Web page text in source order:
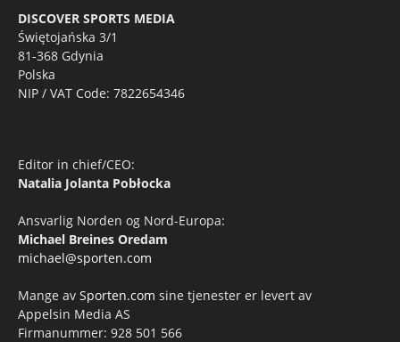
DISCOVER SPORTS MEDIA
Świętojańska 3/1
81-368 Gdynia
Polska
NIP / VAT Code: 7822654346
Editor in chief/CEO:
Natalia Jolanta Pobłocka
Ansvarlig Norden og Nord-Europa:
Michael Breines Oredam
michael@sporten.com
Mange av Sporten.com sine tjenester er levert av
Appelsin Media AS
Firmanummer: 928 501 566